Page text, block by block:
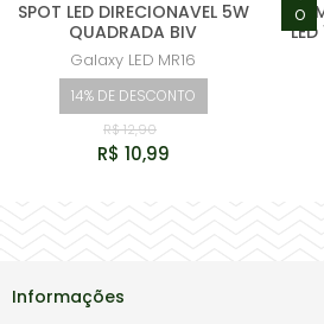
SPOT LED DIRECIONAVEL 5W
QUADRADA BIV
Galaxy LED MR16
14% DE DESCONTO
R$ 12,90
R$ 10,99
Informações